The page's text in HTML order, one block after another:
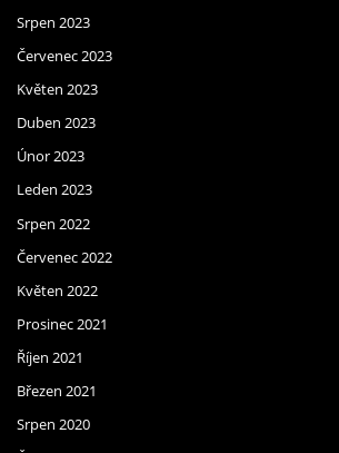
Srpen 2023
Červenec 2023
Květen 2023
Duben 2023
Únor 2023
Leden 2023
Srpen 2022
Červenec 2022
Květen 2022
Prosinec 2021
Říjen 2021
Březen 2021
Srpen 2020